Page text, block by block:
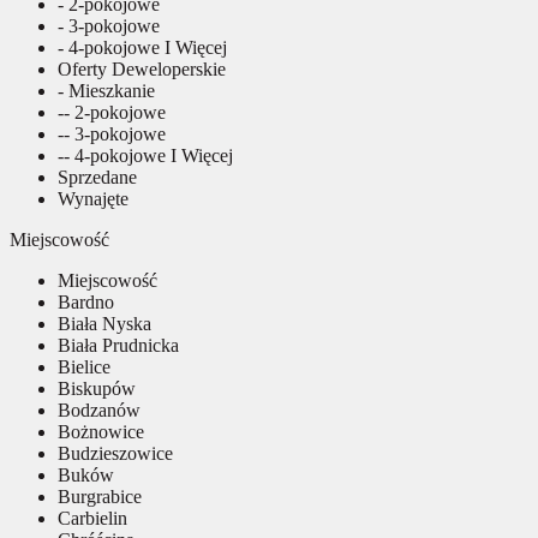
- 3-pokojowe
- 4-pokojowe I Więcej
Oferty Deweloperskie
- Mieszkanie
-- 2-pokojowe
-- 3-pokojowe
-- 4-pokojowe I Więcej
Sprzedane
Wynajęte
Miejscowość
Miejscowość
Bardno
Biała Nyska
Biała Prudnicka
Bielice
Biskupów
Bodzanów
Bożnowice
Budzieszowice
Buków
Burgrabice
Carbielin